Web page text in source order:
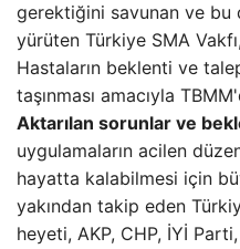
gerektiğini savunan ve bu
yürüten Türkiye SMA
Hastaların beklenti ve
taşınması amacıyla
Aktarılan sorunlar ve
uygulamaların acilen
hayatta kalabilmesi için
yakından takip eden
heyeti, AKP, CHP, İYİ